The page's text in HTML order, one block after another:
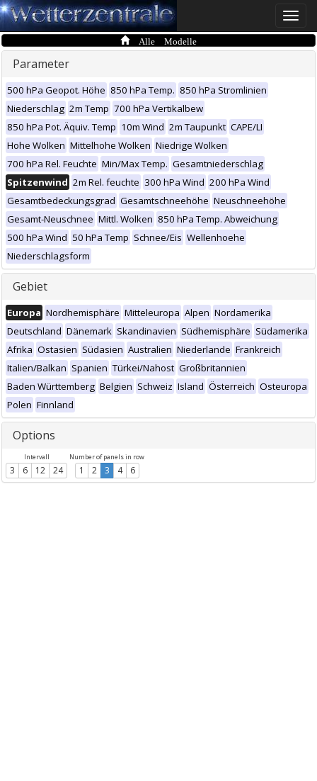
Toggle
Alle Modelle
Parameter
500 hPa Geopot. Höhe 850 hPa Temp. 850 hPa Stromlinien
Niederschlag 2m Temp 700 hPa Vertikalbew
850 hPa Pot. Äquiv. Temp 10m Wind 2m Taupunkt CAPE/LI
Hohe Wolken Mittelhohe Wolken Niedrige Wolken
700 hPa Rel. Feuchte Min/Max Temp. Gesamtniederschlag
Spitzenwind 2m Rel. feuchte 300 hPa Wind 200 hPa Wind
Gesamtbedeckungsgrad Gesamtschneehöhe Neuschneehöhe
Gesamt-Neuschnee Mittl. Wolken 850 hPa Temp. Abweichung
500 hPa Wind 50 hPa Temp Schnee/Eis Wellenhoehe
Niederschlagsform
Gebiet
Europa Nordhemisphäre Mitteleuropa Alpen Nordamerika
Deutschland Dänemark Skandinavien Südhemisphäre Südamerika
Afrika Ostasien Südasien Australien Niederlande Frankreich
Italien/Balkan Spanien Türkei/Nahost Großbritannien
Baden Württemberg Belgien Schweiz Island Österreich Osteuropa
Polen Finnland
Options
Intervall
3 6 12 24
Number of panels in row
1 2 3 4 6